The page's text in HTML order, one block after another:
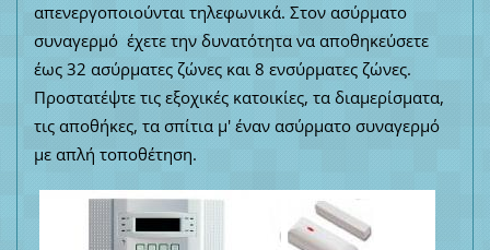
απενεργοποιούνται τηλεφωνικά. Στον ασύρματο
συναγερμό έχετε την δυνατότητα να αποθηκεύσετε
έως 32 ασύρματες ζώνες και 8 ενσύρματες ζώνες.
Προστατέψτε τις εξοχικές κατοικίες, τα διαμερίσματα,
τις αποθήκες, τα σπίτια μ' έναν ασύρματο συναγερμό
με απλή τοποθέτηση.